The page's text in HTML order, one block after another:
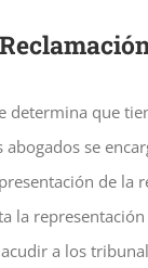
determina que
se
de la
la representación
a los